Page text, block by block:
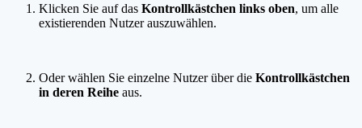
Klicken Sie auf das Kontrollkästchen links oben, um alle
existierenden Nutzer auszuwählen.
Oder wählen Sie einzelne Nutzer über die Kontrollkästchen
in deren Reihe aus.